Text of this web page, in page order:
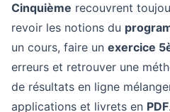
Cinquième recouvrent
revoir les notions du
un cours, faire un exercice
erreurs et retrouver une
de résultats en ligne
applications et livrets en PDF